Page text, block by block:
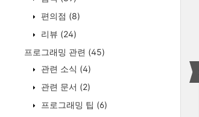
편의점 (8)
리뷰 (24)
프로그래밍 관련 (45)
관련 소식 (4)
관련 문서 (2)
프로그래밍 팁 (6)